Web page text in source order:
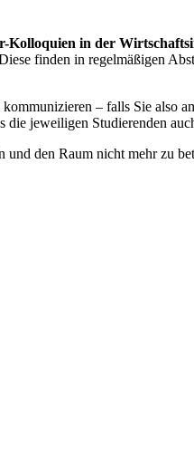
Kolloquien in der
finden in regelmäßigen
– falls Sie also
jeweiligen Studierenden
den Raum nicht mehr zu